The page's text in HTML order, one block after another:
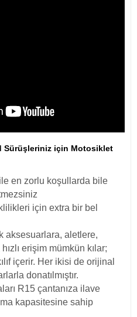
Sürüşleriniz için Motosiklet
en zorlu koşullarda bile
için extra bir bel
aksesuarlara, aletlere,
erişim mümkün kılar;
içerir. Her ikisi de orijinal
donatılmıştır.
R15 çantanıza ilave
kapasitesine sahip